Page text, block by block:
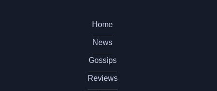
Home
News
Gossips
Reviews